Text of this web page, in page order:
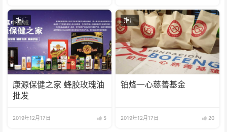
推广
康源保健之家 蜂胶玫瑰油
批发
2019年12月17日 5
推广
铂烽一心慈善基金
2019年12月17日 20